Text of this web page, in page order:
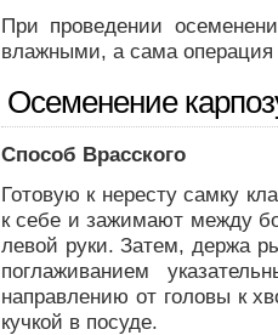
При проведении
влажными, а сама
Осеменение
Способ Врасского
Готовую к нересту самку
к себе и зажимают между
левой руки. Затем, держа
поглаживанием
направлению от головы к
кучкой в посуде.